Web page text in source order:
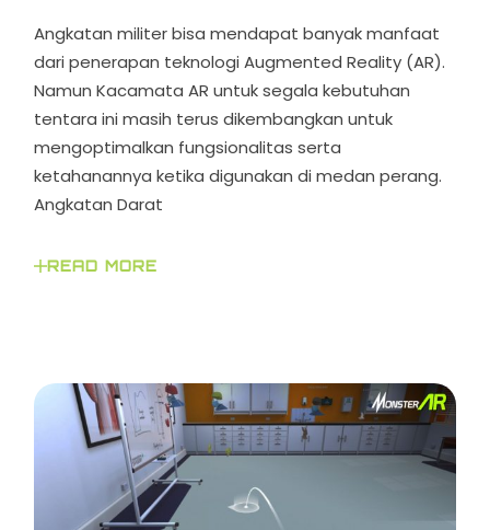
Angkatan militer bisa mendapat banyak manfaat
dari penerapan teknologi Augmented Reality (AR).
Namun Kacamata AR untuk segala kebutuhan
tentara ini masih terus dikembangkan untuk
mengoptimalkan fungsionalitas serta
ketahanannya ketika digunakan di medan perang.
Angkatan Darat
READ MORE